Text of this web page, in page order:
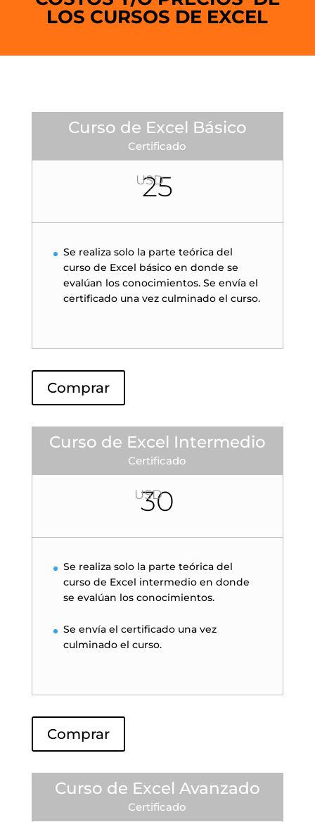
LOS CURSOS DE EXCEL
Curso de Excel Básico
Certificado
USD
25
Se realiza solo la parte teórica del
curso de Excel básico en donde se
evalúan los conocimientos. Se envía el
certificado una vez culminado el curso.
Comprar
Curso de Excel Intermedio
Certificado
USD
30
Se realiza solo la parte teórica del
curso de Excel intermedio en donde
se evalúan los conocimientos.
Se envía el certificado una vez
culminado el curso.
Comprar
Curso de Excel Avanzado
Certificado